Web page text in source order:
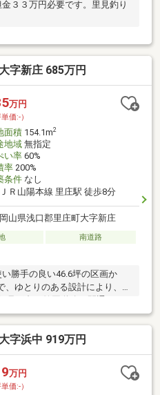
３３万円必要です。里見釣り
字新庄 685万円
万円
単価:-）
面積154.1m2
地域無指定
い率60%
率200%
条件なし
ＪＲ山陽本線 里庄駅 徒歩8分
岡山県浅口郡里庄町大字新庄
南道路
勝手の良い46.6坪の区画か
、ゆとりのある設計により、す
の地で、未来を設計してみま
字浜中 919万円
万円
単価:-）